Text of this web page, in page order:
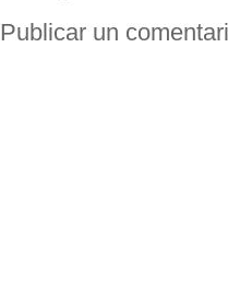
Publicar un